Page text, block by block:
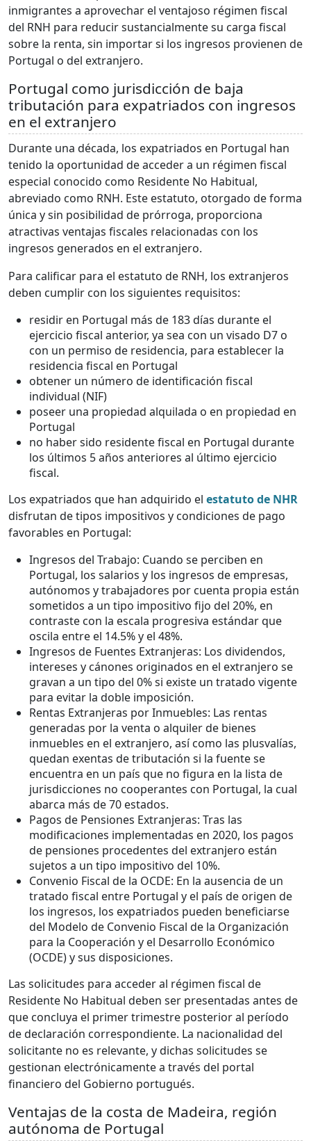
inmigrantes a aprovechar el ventajoso régimen fiscal
del RNH para reducir sustancialmente su carga fiscal
sobre la renta, sin importar si los ingresos provienen de
Portugal o del extranjero.
Portugal como jurisdicción de baja
tributación para expatriados con ingresos
en el extranjero
Durante una década, los expatriados en Portugal han
tenido la oportunidad de acceder a un régimen fiscal
especial conocido como Residente No Habitual,
abreviado como RNH. Este estatuto, otorgado de forma
única y sin posibilidad de prórroga, proporciona
atractivas ventajas fiscales relacionadas con los
ingresos generados en el extranjero.
Para calificar para el estatuto de RNH, los extranjeros
deben cumplir con los siguientes requisitos:
residir en Portugal más de 183 días durante el
ejercicio fiscal anterior, ya sea con un visado D7 o
con un permiso de residencia, para establecer la
residencia fiscal en Portugal
obtener un número de identificación fiscal
individual (NIF)
poseer una propiedad alquilada o en propiedad en
Portugal
no haber sido residente fiscal en Portugal durante
los últimos 5 años anteriores al último ejercicio
fiscal.
Los expatriados que han adquirido el estatuto de NHR
disfrutan de tipos impositivos y condiciones de pago
favorables en Portugal:
Ingresos del Trabajo: Cuando se perciben en
Portugal, los salarios y los ingresos de empresas,
autónomos y trabajadores por cuenta propia están
sometidos a un tipo impositivo fijo del 20%, en
contraste con la escala progresiva estándar que
oscila entre el 14.5% y el 48%.
Ingresos de Fuentes Extranjeras: Los dividendos,
intereses y cánones originados en el extranjero se
gravan a un tipo del 0% si existe un tratado vigente
para evitar la doble imposición.
Rentas Extranjeras por Inmuebles: Las rentas
generadas por la venta o alquiler de bienes
inmuebles en el extranjero, así como las plusvalías,
quedan exentas de tributación si la fuente se
encuentra en un país que no figura en la lista de
jurisdicciones no cooperantes con Portugal, la cual
abarca más de 70 estados.
Pagos de Pensiones Extranjeras: Tras las
modificaciones implementadas en 2020, los pagos
de pensiones procedentes del extranjero están
sujetos a un tipo impositivo del 10%.
Convenio Fiscal de la OCDE: En la ausencia de un
tratado fiscal entre Portugal y el país de origen de
los ingresos, los expatriados pueden beneficiarse
del Modelo de Convenio Fiscal de la Organización
para la Cooperación y el Desarrollo Económico
(OCDE) y sus disposiciones.
Las solicitudes para acceder al régimen fiscal de
Residente No Habitual deben ser presentadas antes de
que concluya el primer trimestre posterior al período
de declaración correspondiente. La nacionalidad del
solicitante no es relevante, y dichas solicitudes se
gestionan electrónicamente a través del portal
financiero del Gobierno portugués.
Ventajas de la costa de Madeira, región
autónoma de Portugal